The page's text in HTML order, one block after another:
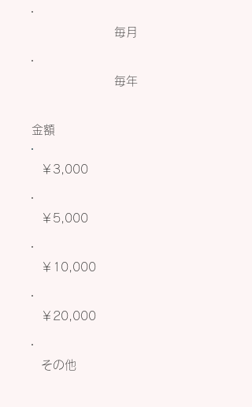
毎月
毎年
金額
￥3,000
￥5,000
￥10,000
￥20,000
その他